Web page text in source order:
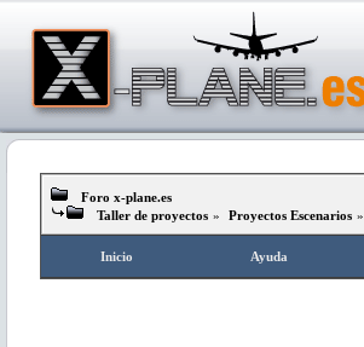
Foro x-plane.es
Taller de proyectos » Proyectos Escenarios »
Inicio Ayuda